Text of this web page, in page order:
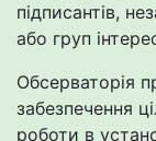
підписантів,
або груп
Обсерваторія
забезпечення
роботи в